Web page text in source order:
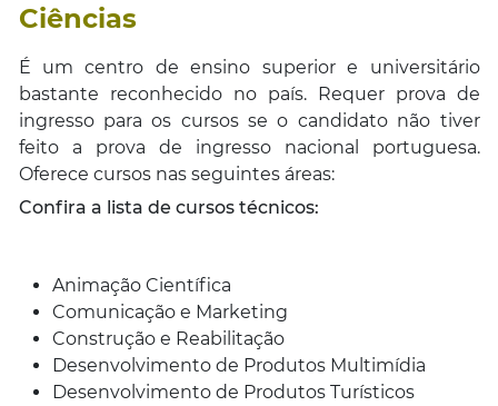
Ciências
É um centro de ensino superior e universitário
bastante reconhecido no país. Requer prova de
ingresso para os cursos se o candidato não tiver
feito a prova de ingresso nacional portuguesa.
Oferece cursos nas seguintes áreas:
Confira a lista de cursos técnicos:
Animação Científica
Comunicação e Marketing
Construção e Reabilitação
Desenvolvimento de Produtos Multimídia
Desenvolvimento de Produtos Turísticos